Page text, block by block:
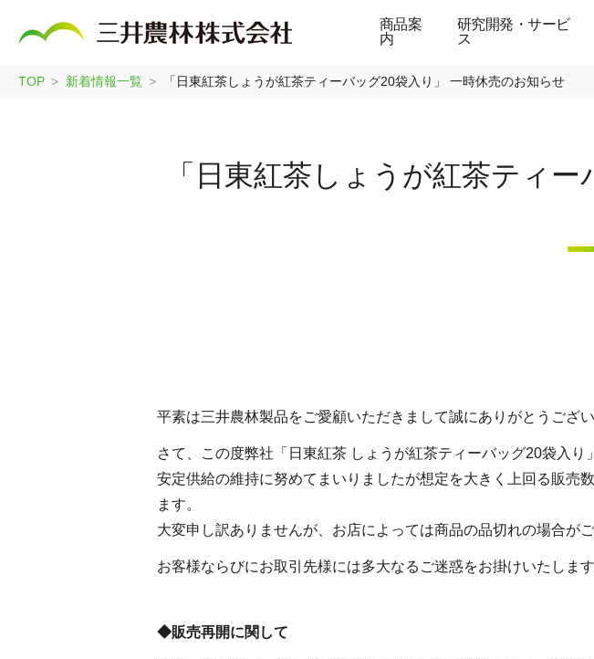
商品案
内
研究開発・サービ
ス
TOP 新着情報一覧 「日東紅茶しょうが紅茶ティーバッグ20袋入り」 一時休売のお知らせ
「日東紅茶しょうが紅茶ティ
平素は三井農林製品をご愛顧いただきまして誠にありがとうござい
さて、この度弊社「日東紅茶 しょうが紅茶ティーバッグ20袋入り
安定供給の維持に努めてまいりましたが想定を大きく上回る販売
ます。
大変申し訳ありませんが、お店によっては商品の品切れの場合が
お客様ならびにお取引先様には多大なるご迷惑をお掛けいたしま
◆販売再開に関して